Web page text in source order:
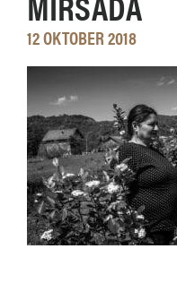
12 OKTOBER 2018